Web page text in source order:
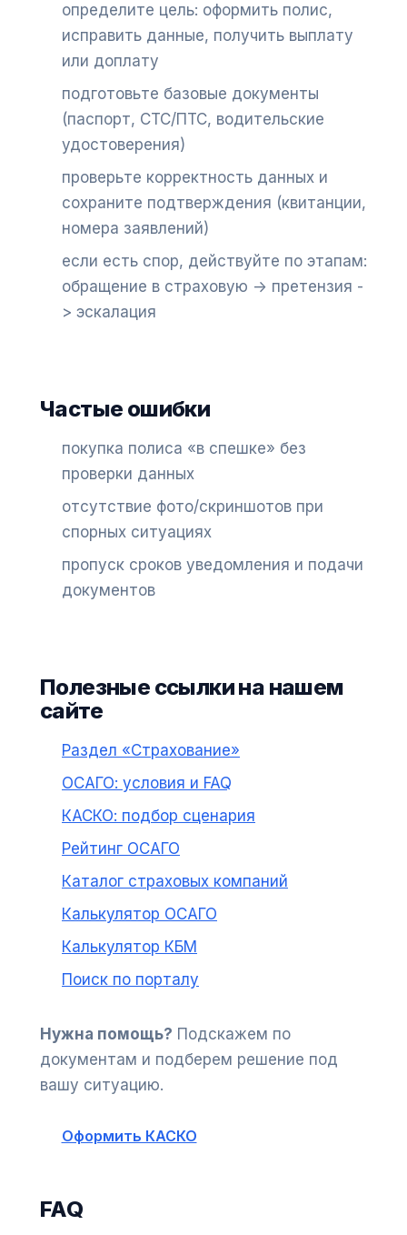
определите цель: оформить полис,
исправить данные, получить выплату
или доплату
подготовьте базовые документы
(паспорт, СТС/ПТС, водительские
удостоверения)
проверьте корректность данных и
сохраните подтверждения (квитанции,
номера заявлений)
если есть спор, действуйте по этапам:
обращение в страховую -> претензия -
> эскалация
Частые ошибки
покупка полиса «в спешке» без
проверки данных
отсутствие фото/скриншотов при
спорных ситуациях
пропуск сроков уведомления и подачи
документов
Полезные ссылки на нашем
сайте
Раздел «Страхование»
ОСАГО: условия и FAQ
КАСКО: подбор сценария
Рейтинг ОСАГО
Каталог страховых компаний
Калькулятор ОСАГО
Калькулятор КБМ
Поиск по порталу
Нужна помощь? Подскажем по
документам и подберем решение под
вашу ситуацию.
Оформить КАСКО
FAQ